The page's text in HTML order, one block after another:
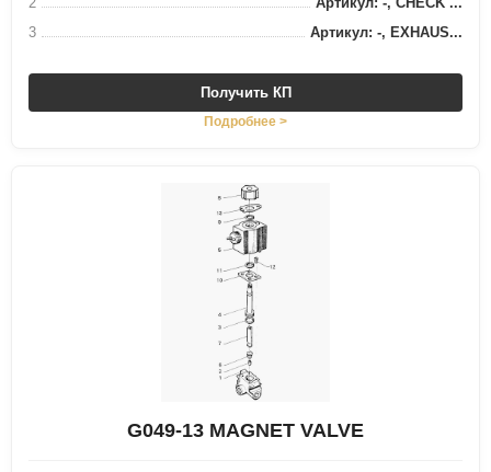
3
Артикул: -, EXHAUS...
Получить КП
Подробнее >
G049-13 MAGNET VALVE